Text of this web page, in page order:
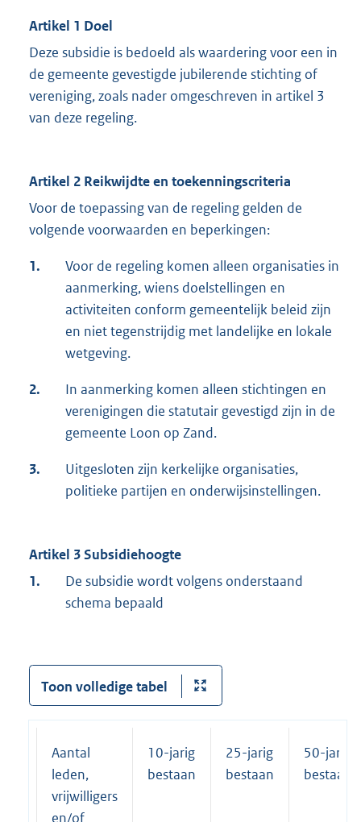
Artikel 1 Doel
Deze subsidie is bedoeld als waardering voor een in
de gemeente gevestigde jubilerende stichting of
vereniging, zoals nader omgeschreven in artikel 3
van deze regeling.
Artikel 2 Reikwijdte en toekenningscriteria
Voor de toepassing van de regeling gelden de
volgende voorwaarden en beperkingen:
1.
Voor de regeling komen alleen organisaties in
aanmerking, wiens doelstellingen en
activiteiten conform gemeentelijk beleid zijn
en niet tegenstrijdig met landelijke en lokale
wetgeving.
2.
In aanmerking komen alleen stichtingen en
verenigingen die statutair gevestigd zijn in de
gemeente Loon op Zand.
3.
Uitgesloten zijn kerkelijke organisaties,
politieke partijen en onderwijsinstellingen.
Artikel 3 Subsidiehoogte
1.
De subsidie wordt volgens onderstaand
schema bepaald
Toon volledige tabel
Aantal
leden,
vrijwilligers
en/of
10-jarig
bestaan
25-jarig
bestaan
50-jarig
bestaan